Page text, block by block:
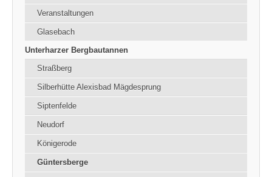
Veranstaltungen
Glasebach
Unterharzer Bergbautannen
Straßberg
Silberhütte Alexisbad Mägdesprung
Siptenfelde
Neudorf
Königerode
Güntersberge